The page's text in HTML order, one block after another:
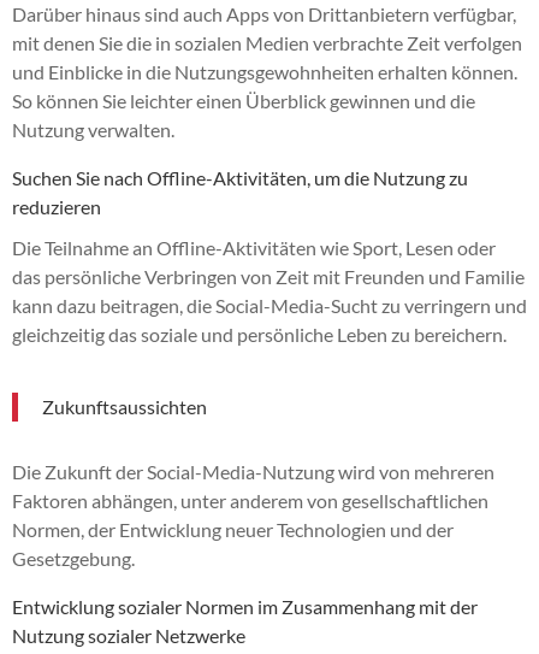
Darüber hinaus sind auch Apps von Drittanbietern verfügbar,
mit denen Sie die in sozialen Medien verbrachte Zeit verfolgen
und Einblicke in die Nutzungsgewohnheiten erhalten können.
So können Sie leichter einen Überblick gewinnen und die
Nutzung verwalten.
Suchen Sie nach Offline-Aktivitäten, um die Nutzung zu
reduzieren
Die Teilnahme an Offline-Aktivitäten wie Sport, Lesen oder
das persönliche Verbringen von Zeit mit Freunden und Familie
kann dazu beitragen, die Social-Media-Sucht zu verringern und
gleichzeitig das soziale und persönliche Leben zu bereichern.
Zukunftsaussichten
Die Zukunft der Social-Media-Nutzung wird von mehreren
Faktoren abhängen, unter anderem von gesellschaftlichen
Normen, der Entwicklung neuer Technologien und der
Gesetzgebung.
Entwicklung sozialer Normen im Zusammenhang mit der
Nutzung sozialer Netzwerke